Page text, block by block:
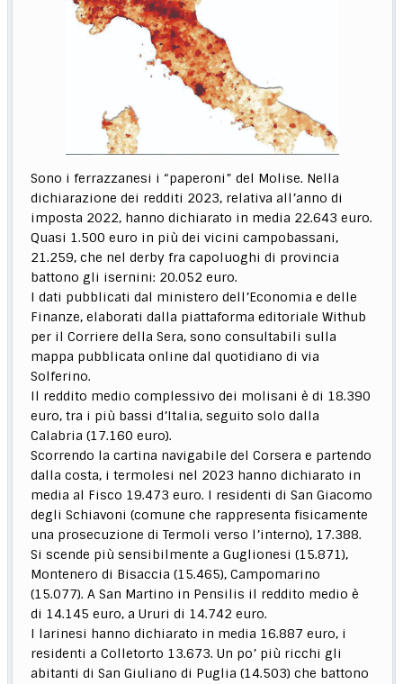
Sono i ferrazzanesi i “paperoni” del Molise. Nella
dichiarazione dei redditi 2023, relativa all’anno di
imposta 2022, hanno dichiarato in media 22.643 euro.
Quasi 1.500 euro in più dei vicini campobassani,
21.259, che nel derby fra capoluoghi di provincia
battono gli isernini: 20.052 euro.
I dati pubblicati dal ministero dell’Economia e delle
Finanze, elaborati dalla piattaforma editoriale Withub
per il Corriere della Sera, sono consultabili sulla
mappa pubblicata online dal quotidiano di via
Solferino.
Il reddito medio complessivo dei molisani è di 18.390
euro, tra i più bassi d’Italia, seguito solo dalla
Calabria (17.160 euro).
Scorrendo la cartina navigabile del Corsera e partendo
dalla costa, i termolesi nel 2023 hanno dichiarato in
media al Fisco 19.473 euro. I residenti di San Giacomo
degli Schiavoni (comune che rappresenta fisicamente
una prosecuzione di Termoli verso l’interno), 17.388.
Si scende più sensibilmente a Guglionesi (15.871),
Montenero di Bisaccia (15.465), Campomarino
(15.077). A San Martino in Pensilis il reddito medio è
di 14.145 euro, a Ururi di 14.742 euro.
I larinesi hanno dichiarato in media 16.887 euro, i
residenti a Colletorto 13.673. Un po’ più ricchi gli
abitanti di San Giuliano di Puglia (14.503) che battono